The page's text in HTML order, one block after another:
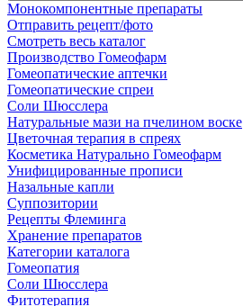
Монокомпонентные препараты
Отправить рецепт/фото
Смотреть весь каталог
Производство Гомеофарм
Гомеопатические аптечки
Гомеопатические спреи
Соли Шюсслера
Натуральные мази на пчелином воске
Цветочная терапия в спреях
Косметика Натурально Гомеофарм
Унифицированные прописи
Назальные капли
Суппозитории
Рецепты Флеминга
Хранение препаратов
Категории каталога
Гомеопатия
Соли Шюсслера
Фитотерапия